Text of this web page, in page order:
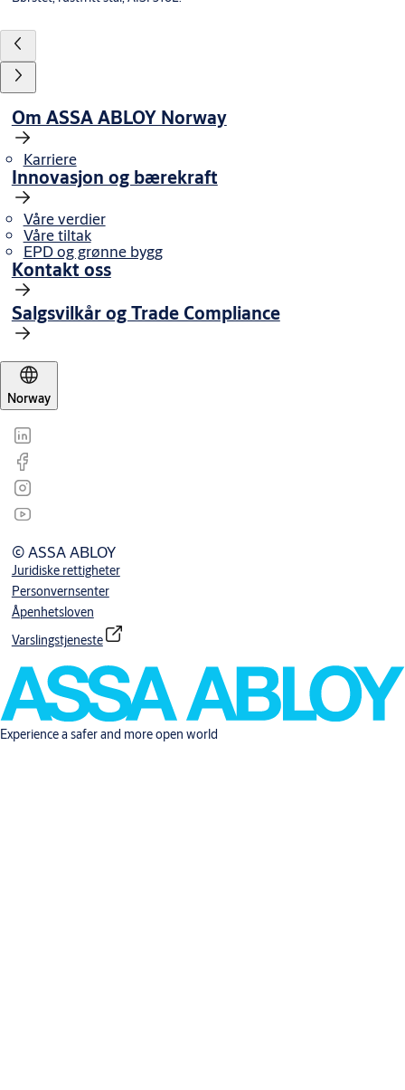
Om ASSA ABLOY Norway
Karriere
Innovasjon og bærekraft
Våre verdier
Våre tiltak
EPD og grønne bygg
Kontakt oss
Salgsvilkår og Trade Compliance
Norway
© ASSA ABLOY
Juridiske rettigheter
Personvernsenter
Åpenhetsloven
Varslingstjeneste
Experience a safer and more open world